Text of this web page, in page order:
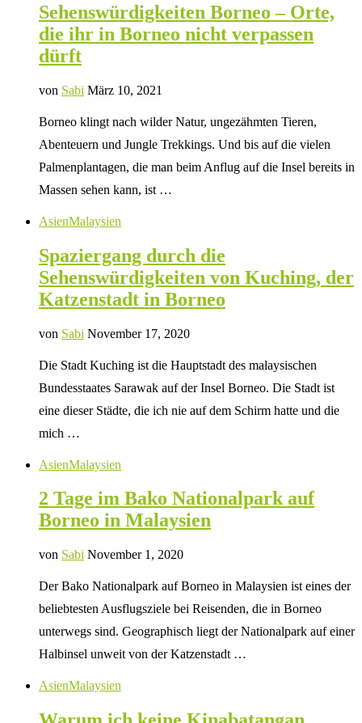
Sehenswürdigkeiten Borneo – Orte,
die ihr in Borneo nicht verpassen
dürft
von Sabi März 10, 2021
Borneo klingt nach wilder Natur, ungezähmten Tieren,
Abenteuern und Jungle Trekkings. Und bis auf die vielen
Palmenplantagen, die man beim Anflug auf die Insel bereits in
Massen sehen kann, ist …
AsienMalaysien
Spaziergang durch die
Sehenswürdigkeiten von Kuching, der
Katzenstadt in Borneo
von Sabi November 17, 2020
Die Stadt Kuching ist die Hauptstadt des malaysischen
Bundesstaates Sarawak auf der Insel Borneo. Die Stadt ist
eine dieser Städte, die ich nie auf dem Schirm hatte und die
mich …
AsienMalaysien
2 Tage im Bako Nationalpark auf
Borneo in Malaysien
von Sabi November 1, 2020
Der Bako Nationalpark auf Borneo in Malaysien ist eines der
beliebtesten Ausflugsziele bei Reisenden, die in Borneo
unterwegs sind. Geographisch liegt der Nationalpark auf einer
Halbinsel unweit von der Katzenstadt …
AsienMalaysien